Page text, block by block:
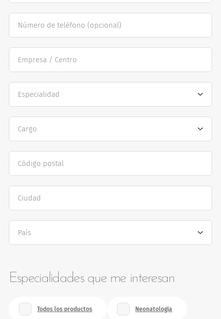
Número de teléfono (opcional)
Empresa / Centro
Especialidad
Cargo
Código postal
Ciudad
País
Especialidades que me interesan
¿Qué especialidades te interesan?
Todos los productos Neonatología